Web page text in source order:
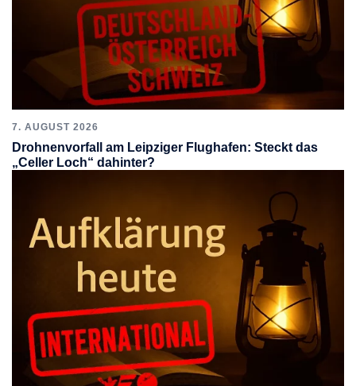
7. AUGUST 2026
Drohnenvorfall am Leipziger Flughafen: Steckt das
„Celler Loch“ dahinter?